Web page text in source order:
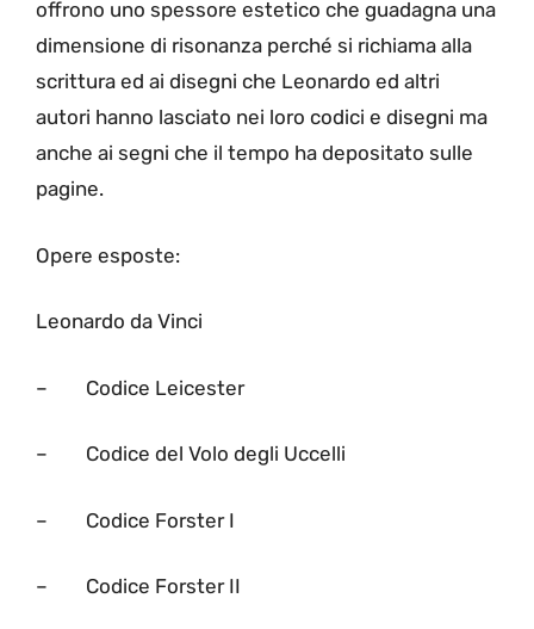
offrono uno spessore estetico che guadagna una
dimensione di risonanza perché si richiama alla
scrittura ed ai disegni che Leonardo ed altri
autori hanno lasciato nei loro codici e disegni ma
anche ai segni che il tempo ha depositato sulle
pagine.
Opere esposte:
Leonardo da Vinci
– Codice Leicester
– Codice del Volo degli Uccelli
– Codice Forster I
– Codice Forster II